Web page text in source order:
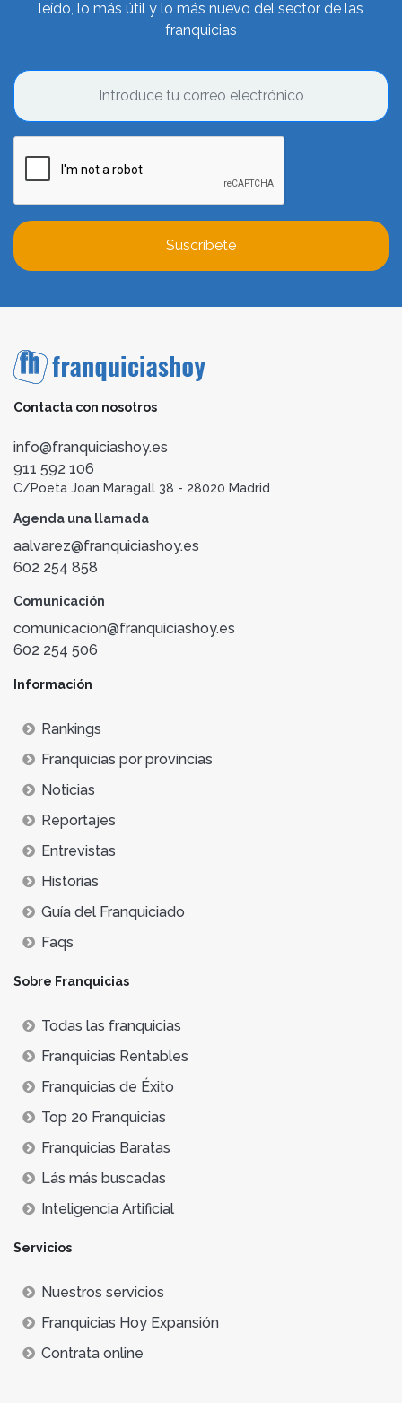
leído, lo más útil y lo más nuevo del sector de las
franquicias
Suscríbete
Contacta con nosotros
info@franquiciashoy.es
911 592 106
C/Poeta Joan Maragall 38 - 28020 Madrid
Agenda una llamada
aalvarez@franquiciashoy.es
602 254 858
Comunicación
comunicacion@franquiciashoy.es
602 254 506
Información
Rankings
Franquicias por provincias
Noticias
Reportajes
Entrevistas
Historias
Guía del Franquiciado
Faqs
Sobre Franquicias
Todas las franquicias
Franquicias Rentables
Franquicias de Éxito
Top 20 Franquicias
Franquicias Baratas
Lás más buscadas
Inteligencia Artificial
Servicios
Nuestros servicios
Franquicias Hoy Expansión
Contrata online